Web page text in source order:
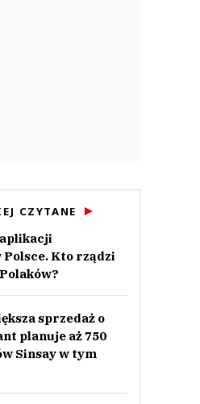
CZYTANE
aplikacji
Polsce. Kto rządzi
sprzedaż o
planuje aż 750
Sinsay w tym